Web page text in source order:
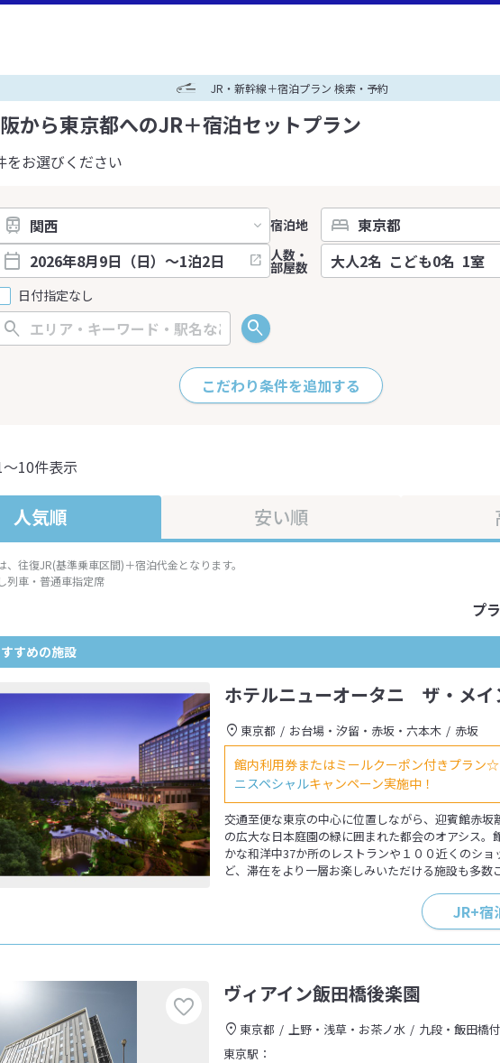
JR・新幹線＋宿泊プラン 検索・予約
から東京都へのJR＋宿泊セットプラン
をお選びください
宿泊地
日付指定なし
人数・
部屋数
こだわり条件を追加する
～10件表示
人気順 安い順
往復JR(基準乗車区間)＋宿泊代金となります。
列車・普通車指定席
プ
すめの施設
ホテルニューオータニ ザ・メイ
東京都 お台場・汐留・赤坂・六本木 赤坂
館内利用券またはミールクーポン付きプラン☆
ニスペシャルキャンペーン実施中！
交通至便な東京の中心に位置しながら、迎賓館赤坂
の広大な日本庭園の緑に囲まれた都会のオアシス。
かな和洋中37か所のレストランや１００近くのショ
ど、滞在をより一層お楽しみいただける施設も多数
JR+宿
ヴィアイン飯田橋後楽園
東京都 上野・浅草・お茶ノ水
九段・飯田橋
東京駅：